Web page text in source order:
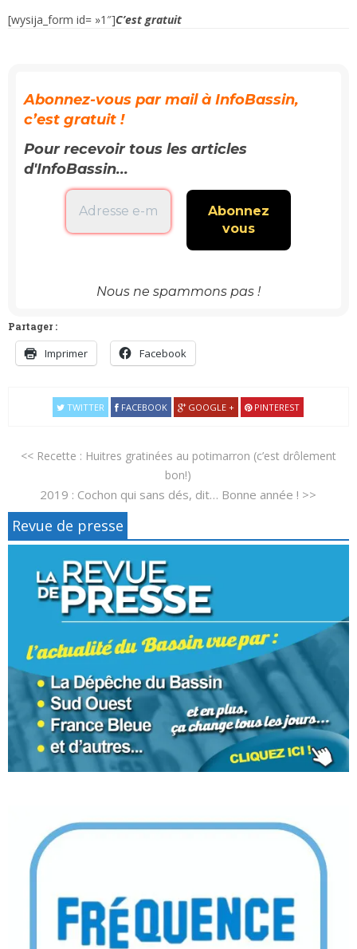
[wysija_form id= »1″]C’est gratuit
Abonnez-vous par mail à InfoBassin,
c’est gratuit !
Pour recevoir tous les articles
d'InfoBassin...
Nous ne spammons pas !
Partager :
Imprimer Facebook
TWITTER FACEBOOK GOOGLE + PINTEREST
<< Recette : Huitres gratinées au potimarron (c’est drôlement
bon!)
2019 : Cochon qui sans dés, dit… Bonne année ! >>
Revue de presse